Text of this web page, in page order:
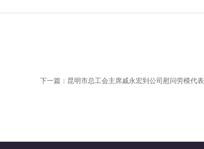
下一篇： 昆明市总工会主席戚永宏到公司慰问劳模代表